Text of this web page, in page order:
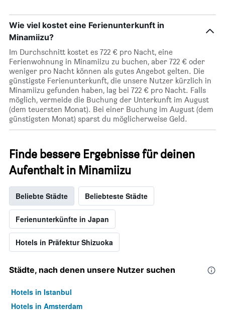
Wie viel kostet eine Ferienunterkunft in
Minamiizu?
Im Durchschnitt kostet es 722 € pro Nacht, eine
Ferienwohnung in Minamiizu zu buchen, aber 722 € oder
weniger pro Nacht können als gutes Angebot gelten. Die
günstigste Ferienunterkunft, die unsere Nutzer kürzlich in
Minamiizu gefunden haben, lag bei 722 € pro Nacht. Falls
möglich, vermeide die Buchung der Unterkunft im August
(dem teuersten Monat). Bei einer Buchung im August (dem
günstigsten Monat) sparst du möglicherweise Geld.
Finde bessere Ergebnisse für deinen
Aufenthalt in Minamiizu
Beliebte Städte Beliebteste Städte
Ferienunterkünfte in Japan
Hotels in Präfektur Shizuoka
Städte, nach denen unsere Nutzer suchen
Hotels in Istanbul
Hotels in Amsterdam